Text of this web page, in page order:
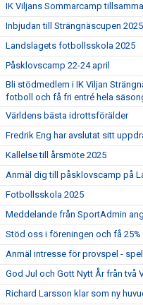
IK Viljans Sommarcamp
Inbjudan till Strängnäscupen 2025
Landslagets fotbollsskola 2025
Påsklovscamp 22-24 april
Bli stödmedlem i IK Viljan
fotboll och få fri entré hela
Världens bästa idrottsförälder
Fredrik Eng har avslutat sitt
Kallelse till årsmöte 2025
Anmäl dig till påsklovscamp på
Fotbollsskola 2025
Meddelande från SportAdmin
Stöd oss i föreningen och få
Anmäl intresse för provspel -
God Jul och Gott Nytt År från två
Richard Larsson klar som ny